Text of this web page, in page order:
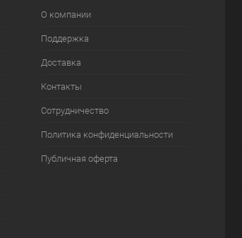
О компании
Поддержка
Доставка
Контакты
Сотрудничество
Политика конфиденциальности
Публичная оферта